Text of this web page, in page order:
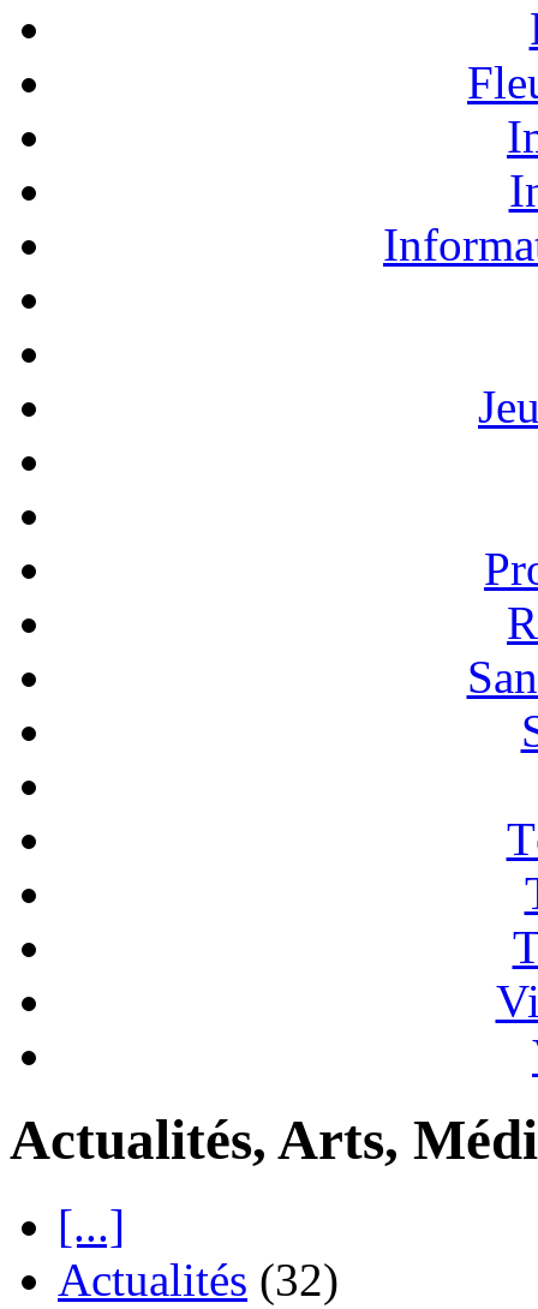
Actualités, Arts,
[...]
Actualités (32)